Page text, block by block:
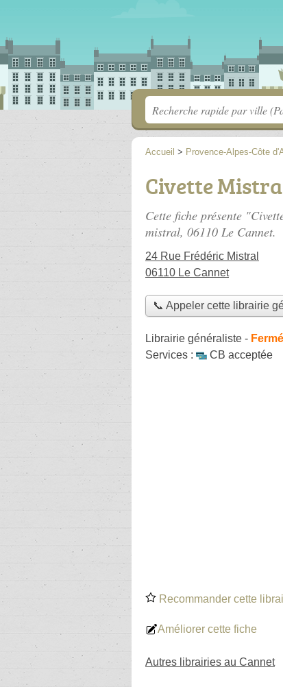
Accueil > Provence-Alpes-Côte
Civette
Cette fiche présente
mistral, 06110 Le Cannet.
24 Rue Frédéric Mistral
06110 Le Cannet
📞 Appeler cette librairie
Librairie généraliste -
Services :
CB acceptée
Recommander cette
Améliorer cette fiche
Autres librairies au Cannet